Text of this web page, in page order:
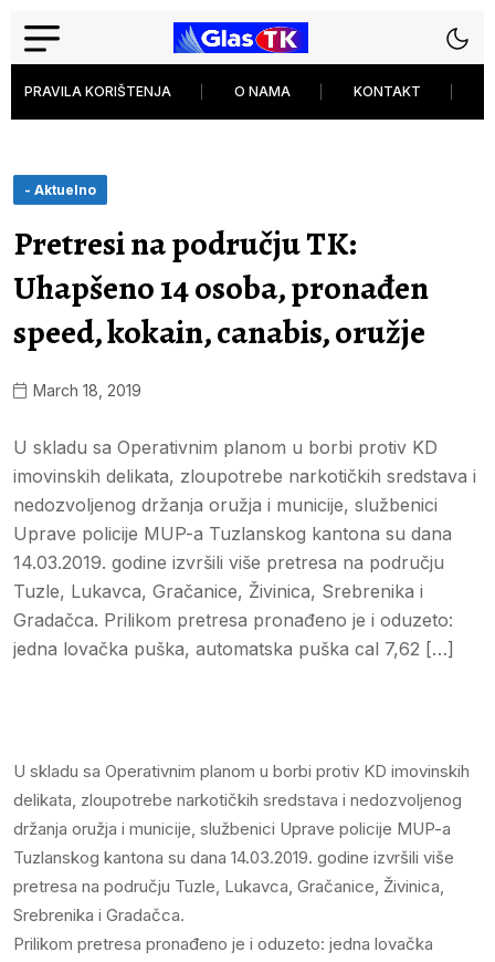
PRAVILA KORIŠTENJA O NAMA KONTAKT
- Aktuelno
Pretresi na području TK:
Uhapšeno 14 osoba, pronađen
speed, kokain, canabis, oružje
March 18, 2019
U skladu sa Operativnim planom u borbi protiv KD
imovinskih delikata, zloupotrebe narkotičkih sredstava i
nedozvoljenog držanja oružja i municije, službenici
Uprave policije MUP-a Tuzlanskog kantona su dana
14.03.2019. godine izvršili više pretresa na području
Tuzle, Lukavca, Gračanice, Živinica, Srebrenika i
Gradačca. Prilikom pretresa pronađeno je i oduzeto:
jedna lovačka puška, automatska puška cal 7,62 […]
U skladu sa Operativnim planom u borbi protiv KD imovinskih
delikata, zloupotrebe narkotičkih sredstava i nedozvoljenog
držanja oružja i municije, službenici Uprave policije MUP-a
Tuzlanskog kantona su dana 14.03.2019. godine izvršili više
pretresa na području Tuzle, Lukavca, Gračanice, Živinica,
Srebrenika i Gradačca.
Prilikom pretresa pronađeno je i oduzeto: jedna lovačka